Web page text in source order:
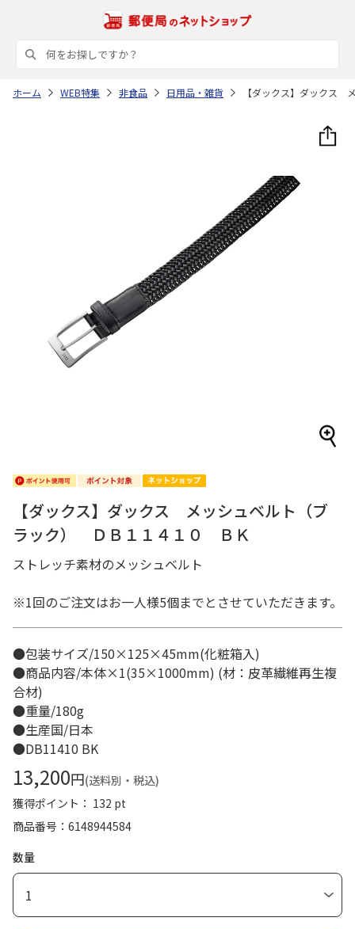
ホーム WEB特集 非食品 日用品・雑貨 【ダックス】ダックス
【ダックス】ダックス メッシュベルト（ブ
ラック） ＤＢ１１４１０ ＢＫ
ストレッチ素材のメッシュベルト
※1回のご注文はお一人様5個までとさせていただきます。
●包装サイズ/150×125×45mm(化粧箱入)
●商品内容/本体×1(35×1000mm) (材：皮革繊維再生複
合材)
●重量/180g
●生産国/日本
●DB11410 BK
13,200円(送料別・税込)
獲得ポイント： 132 pt
商品番号
6148944584
数量
1